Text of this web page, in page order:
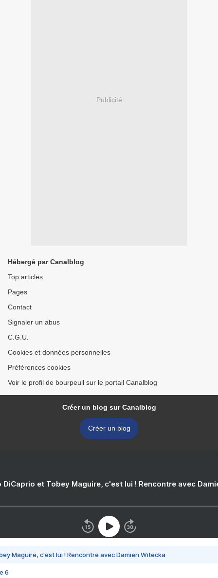
Publicité
Hébergé par Canalblog
Top articles
Pages
Contact
Signaler un abus
C.G.U.
Cookies et données personnelles
Préférences cookies
Voir le profil de bourpeuil sur le portail Canalblog
Créer un blog sur Canalblog
Créer un blog
DiCaprio et Tobey Maguire, c'est lui ! Rencontre avec
Maguire, c'est lui ! Rencontre avec Damien Witecka
6